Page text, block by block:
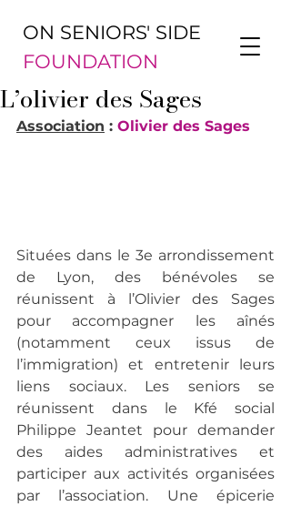
ON SENIORS' SIDE
FOUNDATION
L’olivier des Sages
Association : Olivier des Sages
Situées dans le 3e arrondissement
de Lyon, des bénévoles se
réunissent à l’Olivier des Sages
pour accompagner les aînés
(notamment ceux issus de
l’immigration) et entretenir leurs
liens sociaux. Les seniors se
réunissent dans le Kfé social
Philippe Jeantet pour demander
des aides administratives et
participer aux activités organisées
par l’association. Une épicerie